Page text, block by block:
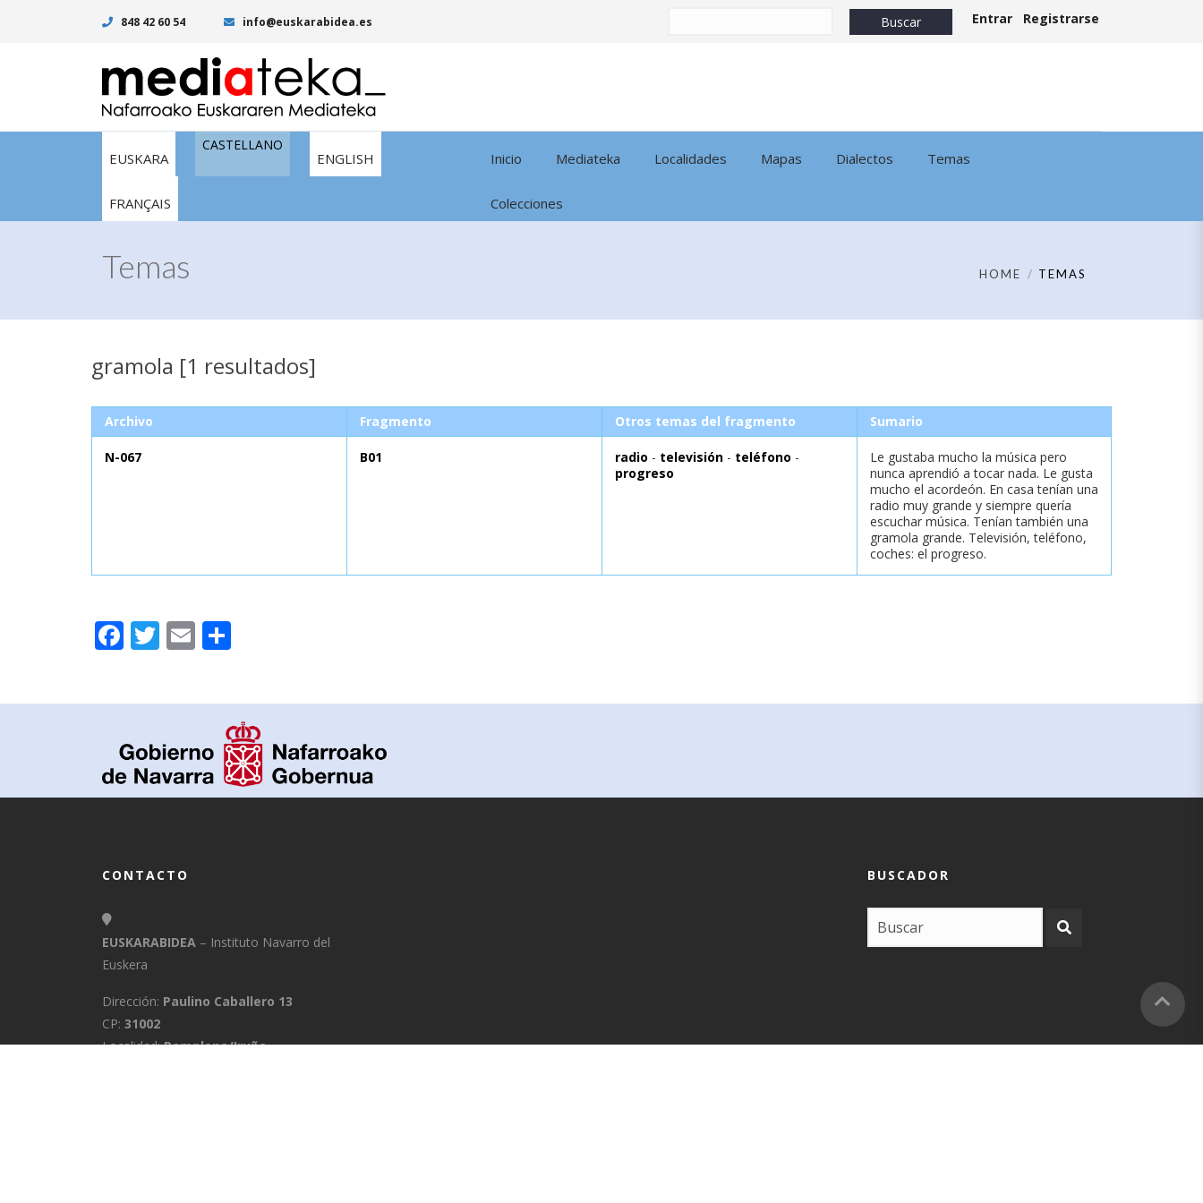
848 42 60 54 info@euskarabidea.es Entrar Registrarse
EUSKARA
CASTELLANO
ENGLISH
FRANÇAIS
Inicio Mediateka Localidades Mapas Dialectos Temas
Colecciones
Temas HOME TEMAS
gramola [1 resultados]
Archivo Fragmento Otros temas del fragmento Sumario
N-067 B01 radio - televisión - teléfono -
progreso
Le gustaba mucho la música pero
nunca aprendió a tocar nada. Le gusta
mucho el acordeón. En casa tenían una
radio muy grande y siempre quería
escuchar música. Tenían también una
gramola grande. Televisión, teléfono,
coches: el progreso.
Facebook
Twitter
Email
CONTACTO
EUSKARABIDEA – Instituto Navarro del
Euskera
Dirección: Paulino Caballero 13
CP: 31002
Localidad:Pamplona/Iruña
BUSCADOR